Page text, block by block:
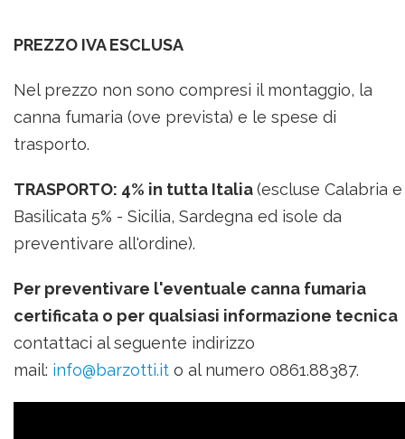
PREZZO IVA ESCLUSA
Nel prezzo non sono compresi il montaggio, la
canna fumaria (ove prevista) e le spese di
trasporto.
TRASPORTO: 4% in tutta Italia(escluse Calabria e
Basilicata 5% - Sicilia, Sardegna ed isole da
preventivare all'ordine).
Per preventivare l'eventuale canna fumaria
certificata o per qualsiasi informazione tecnica
contattaci al seguente indirizzo
mail: info@barzotti.it o al numero 0861.88387.